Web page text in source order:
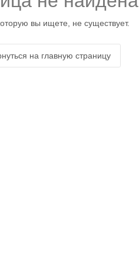
вы ищете, не существует.
на главную страницу